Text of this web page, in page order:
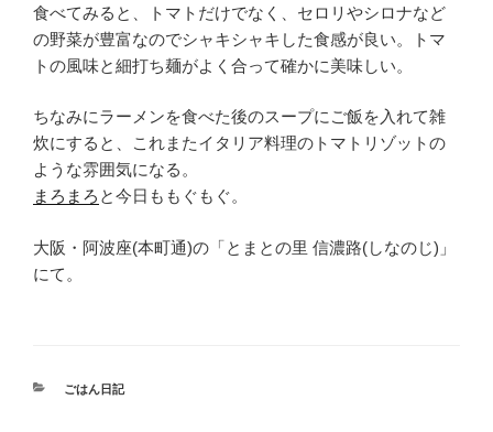
食べてみると、トマトだけでなく、セロリやシロナなど
の野菜が豊富なのでシャキシャキした食感が良い。トマ
トの風味と細打ち麺がよく合って確かに美味しい。
ちなみにラーメンを食べた後のスープにご飯を入れて雑
炊にすると、これまたイタリア料理のトマトリゾットの
ような雰囲気になる。
まろまろ と今日ももぐもぐ。
大阪・阿波座(本町通)の「とまとの里 信濃路(しなのじ)」
にて。
カ
ごはん日記